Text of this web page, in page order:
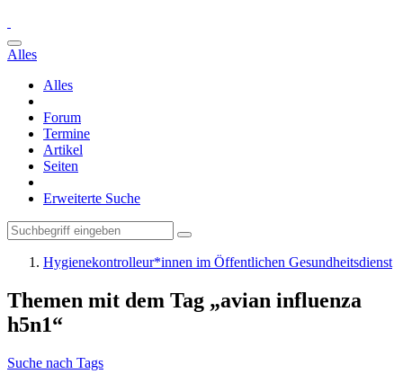
Alles
Alles
Forum
Termine
Artikel
Seiten
Erweiterte Suche
Hygienekontrolleur*innen im Öffentlichen Gesundheitsdienst
Themen mit dem Tag „avian influenza
h5n1“
Suche nach Tags